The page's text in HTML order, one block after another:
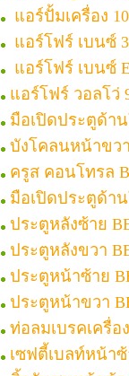
แอร์ปั้มเครื่อง
แอร์โฟร์ เบนซ์
แอร์โฟร์ เบนซ์
แอร์โฟร์ วอลโว่
มือเปิดประตูด้า
บังโคลนหน้าขวา
ครูส คอนโทรล
มือเปิดประตูด้าน
ประตูหลังซ้าย
ประตูหลังขวา
ประตูหน้าซ้าย
ประตูหน้าขวา
ท่อลมเบรคเครื่อ
เซฟตี้เบลท์หน้าซ้